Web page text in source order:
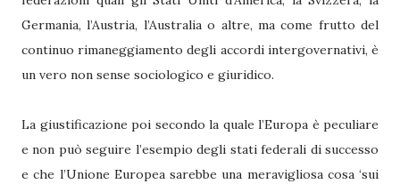
Germania, l’Austria, l’Australia o altre, ma come frutto del
continuo rimaneggiamento degli accordi intergovernativi, è
un vero non sense sociologico e giuridico.
La giustificazione poi secondo la quale l’Europa è peculiare
e non può seguire l’esempio degli stati federali di successo
e che l’Unione Europea sarebbe una meravigliosa cosa ‘sui